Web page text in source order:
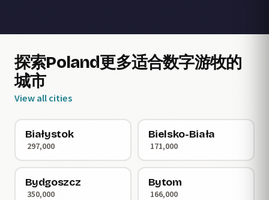
探索Poland更多适合数字游牧的
城市
View all cities
Białystok
297,000
Bielsko-Biała
171,000
Bydgoszcz
350,000
Bytom
166,000